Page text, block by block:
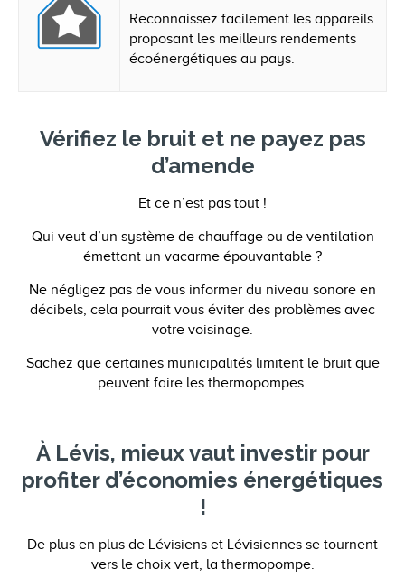
Reconnaissez facilement les appareils
proposant les meilleurs rendements
écoénergétiques au pays.
Vérifiez le bruit et ne payez pas
d’amende
Et ce n’est pas tout !
Qui veut d’un système de chauffage ou de ventilation
émettant un vacarme épouvantable ?
Ne négligez pas de vous informer du niveau sonore en
décibels, cela pourrait vous éviter des problèmes avec
votre voisinage.
Sachez que certaines municipalités limitent le bruit que
peuvent faire les thermopompes.
À Lévis, mieux vaut investir pour
profiter d’économies énergétiques
!
De plus en plus de Lévisiens et Lévisiennes se tournent
vers le choix vert, la thermopompe.